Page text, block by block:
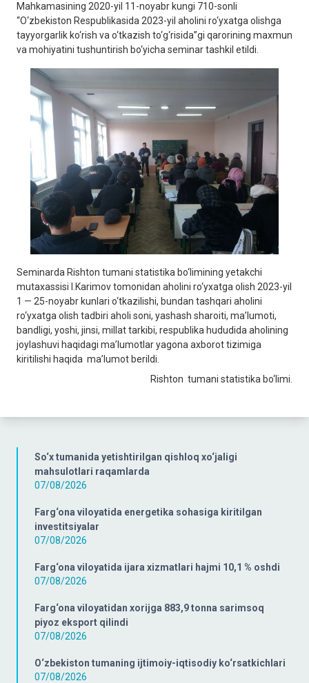
So‘x tumanida yetishtirilgan qishloq xo‘jaligi
mahsulotlari raqamlarda
07/08/2026
Farg‘ona viloyatida energetika sohasiga kiritilgan
investitsiyalar
07/08/2026
Farg‘ona viloyatida ijara xizmatlari hajmi 10,1 % oshdi
07/08/2026
Farg‘ona viloyatidan xorijga 883,9 tonna sarimsoq
piyoz eksport qilindi
07/08/2026
O‘zbekiston tumaning ijtimoiy-iqtisodiy ko‘rsatkichlari
07/08/2026
Mahkamasining 2020-yil 11-noyabr kungi 710-sonli
“O‘zbekiston Respublikasida 2023-yil aholini ro‘yxatga olishga
tayyorgarlik ko‘rish va o‘tkazish to‘g‘risida”gi qarorining maxmun
va mohiyatini tushuntirish bo‘yicha seminar tashkil etildi.
Seminarda Rishton tumani statistika bo‘limining yetakchi
mutaxassisi I.Karimov tomonidan aholini ro‘yxatga olish 2023-yil
1 — 25-noyabr kunlari o‘tkazilishi, bundan tashqari aholini
ro‘yxatga olish tadbiri aholi soni, yashash sharoiti, ma’lumoti,
bandligi, yoshi, jinsi, millat tarkibi, respublika hududida aholining
joylashuvi haqidagi ma’lumotlar yagona axborot tizimiga
kiritilishi haqida ma’lumot berildi.
Rishton tumani statistika bo‘limi.